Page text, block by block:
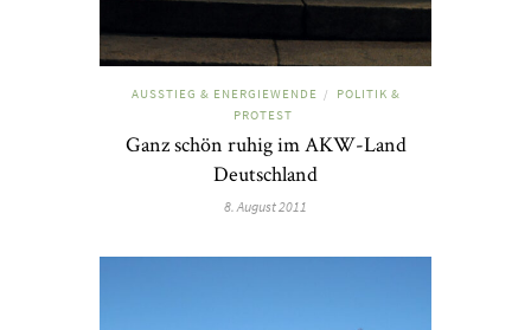
AUSSTIEG & ENERGIEWENDE /
POLITIK &
PROTEST
Ganz schön ruhig im AKW-Land
Deutschland
8. August 2011